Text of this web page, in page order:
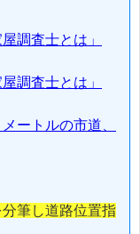
調査士とは」
調査士とは」
ートルの市道、
筆し道路位置指